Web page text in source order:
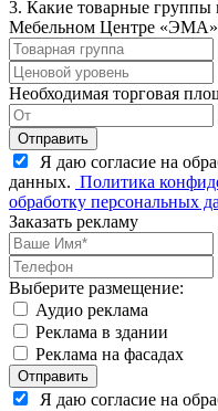
3. Какие товарные группы
Мебельном Центре
Необходимая торговая
Отправить
Я даю согласие на
данных. Политика
обработку персональных
Заказать рекламу
Выберите размещение:
Аудио реклама
Реклама в здании
Реклама на фасадах
Отправить
Я даю согласие на